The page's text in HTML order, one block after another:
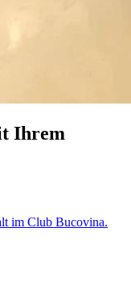
Ihrem
im Club Bucovina.